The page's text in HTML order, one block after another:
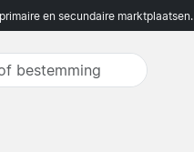
en secundaire